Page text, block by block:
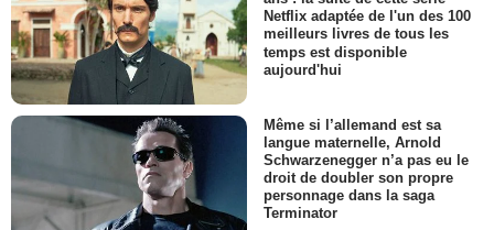
Netflix adaptée de l'un des 100
meilleurs livres de tous les
temps est disponible
aujourd'hui
Même si l’allemand est sa
langue maternelle, Arnold
Schwarzenegger n’a pas eu le
droit de doubler son propre
personnage dans la saga
Terminator